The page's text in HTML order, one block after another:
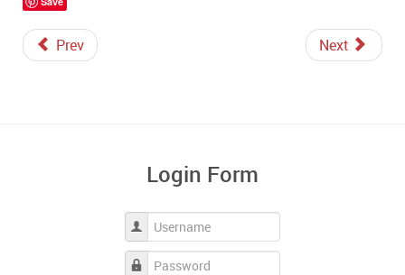
Prev Next
Login Form
Username
Password